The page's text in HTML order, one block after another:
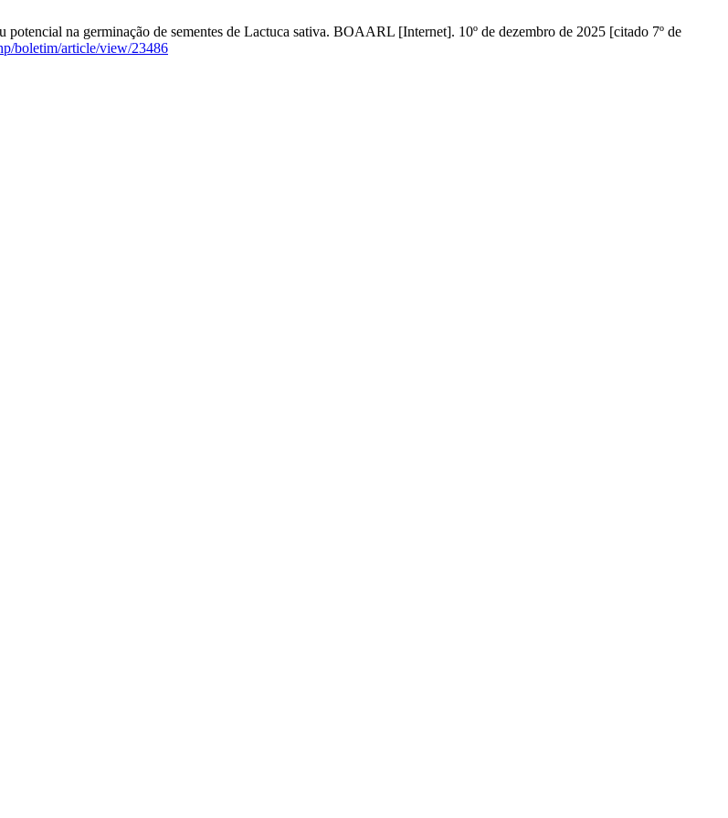
na germinação de sementes de Lactuca sativa. BOAARL [Internet]. 10º de dezembro de 2025 [citado 7º de
boletim/article/view/23486